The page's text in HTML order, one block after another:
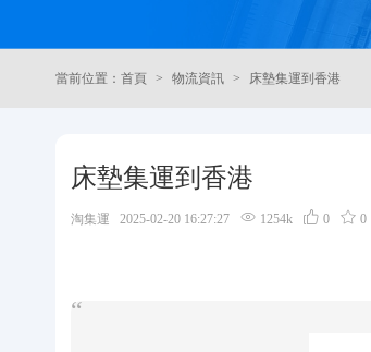
查詢運單
關於我們
當前位置：首頁 物流資訊 床墊集運到香港
床墊集運到香港
淘集運 2025-02-20 16:27:27 1254k 0 0